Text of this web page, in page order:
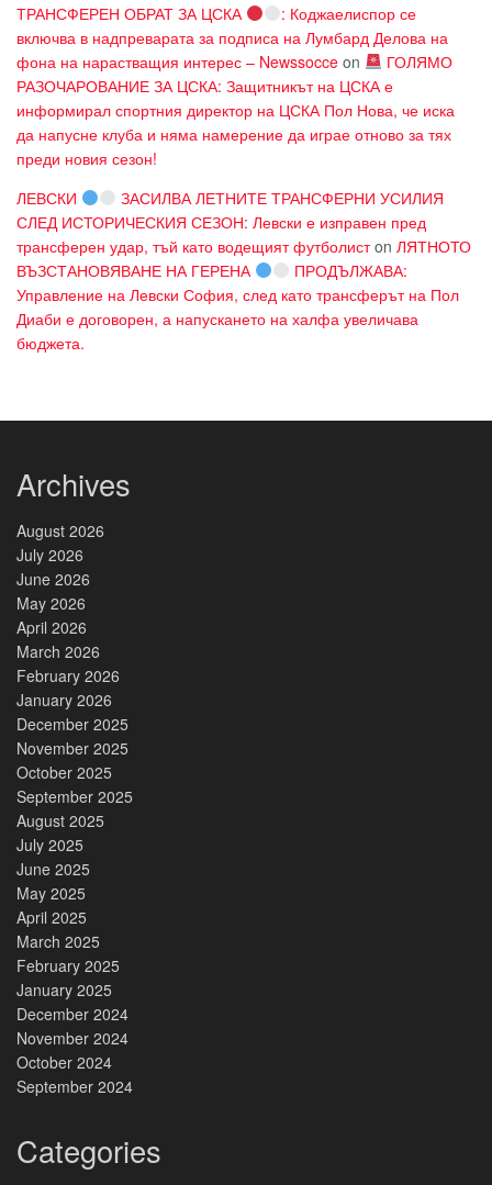
ТРАНСФЕРЕН ОБРАТ ЗА ЦСКА
: Коджаелиспор се
включва в надпреварата за подписа на Лумбард Делова на
фона на нарастващия интерес – Newssocce on
ГОЛЯМО
РАЗОЧАРОВАНИЕ ЗА ЦСКА: Защитникът на ЦСКА е
информирал спортния директор на ЦСКА Пол Нова, че иска
да напусне клуба и няма намерение да играе отново за тях
преди новия сезон!
ЛЕВСКИ
ЗАСИЛВА ЛЕТНИТЕ ТРАНСФЕРНИ УСИЛИЯ
СЛЕД ИСТОРИЧЕСКИЯ СЕЗОН: Левски е изправен пред
трансферен удар, тъй като водещият футболистon ЛЯТНОТО
ВЪЗСТАНОВЯВАНЕ НА ГЕРЕНА
ПРОДЪЛЖАВА:
Управление на Левски София, след като трансферът на Пол
Диаби е договорен, а напускането на халфа увеличава
бюджета.
Archives
August 2026
July 2026
June 2026
May 2026
April 2026
March 2026
February 2026
January 2026
December 2025
November 2025
October 2025
September 2025
August 2025
July 2025
June 2025
May 2025
April 2025
March 2025
February 2025
January 2025
December 2024
November 2024
October 2024
September 2024
Categories